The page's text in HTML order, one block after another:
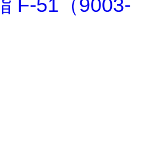
F-51（9003-